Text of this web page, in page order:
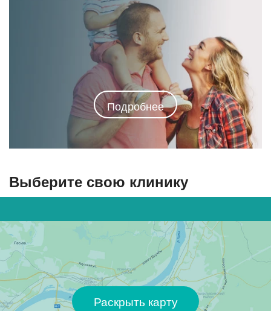
Подробнее
Выберите свою клинику
Раскрыть карту